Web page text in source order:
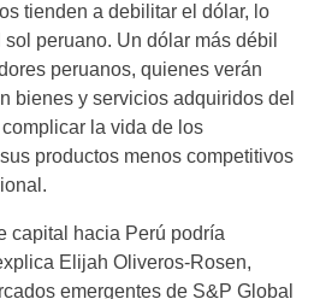
tienden a debilitar el dólar, lo
peruano. Un dólar más débil
peruanos, quienes verán
bienes y servicios adquiridos del
la vida de los
productos menos competitivos
capital hacia Perú podría
Elijah Oliveros-Rosen,
emergentes de S&P Global